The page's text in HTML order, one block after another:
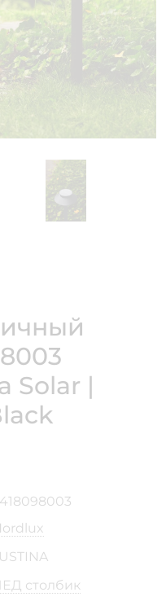
Solar |
столбик